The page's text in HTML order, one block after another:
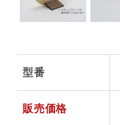
型番
販売価格